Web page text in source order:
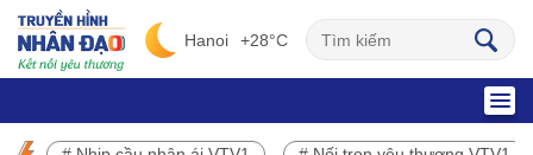
Hanoi +28°C
SỰ KIỆN NỔI BẬT